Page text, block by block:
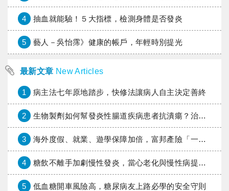
4 抽血就能驗！５大指標，檢測身體是否發炎
5 藝人－吳怡霈》健康的帳戶，年輕時別提光
最新文章 New Articles
1 病主法七年原地踏步，快修法讓病人自主決定善終
2 生物製劑如何幫發炎性腸道疾病患者抗潰瘍？治療進展與健保給付困境一次看
3 海外度假、就業、遊學保障加倍，富邦產險「一期逐夢」專案加碼遠距醫療與緊急救援
4 糖飲不離手加劇慢性發炎，當心老化與慢性病提早報到
5 低血糖開車風險高，糖尿病友上路必學的安全守則